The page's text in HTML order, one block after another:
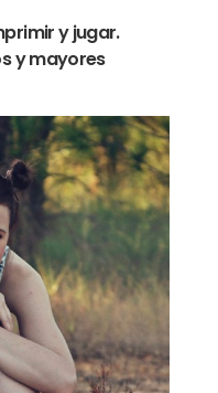
y jugar.
y mayores